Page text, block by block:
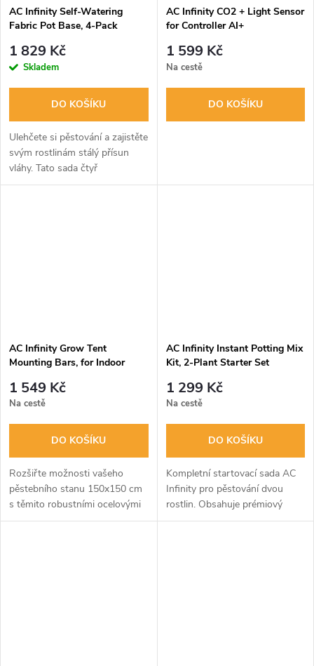
AC Infinity Self-Watering
Fabric Pot Base, 4-Pack
1 829 Kč
Skladem
DO KOŠÍKU
Ulehčete si pěstování a zajistěte
svým rostlinám stálý přísun
vláhy. Tato sada čtyř
samozavlažovacích podmisek
AC Infinity CO2 + Light Sensor
for Controller AI+
1 599 Kč
Na cestě
DO KOŠÍKU
AC Infinity Grow Tent
Mounting Bars, for Indoor
1 549 Kč
Na cestě
DO KOŠÍKU
Rozšiřte možnosti vašeho
pěstebního stanu 150x150 cm
s těmito robustními ocelovými
tyčemi od AC Infinity. Zvyšte
AC Infinity Instant Potting Mix
Kit, 2-Plant Starter Set
1 299 Kč
Na cestě
DO KOŠÍKU
Kompletní startovací sada AC
Infinity pro pěstování dvou
rostlin. Obsahuje prémiový
kokosový substrát, prodyšné